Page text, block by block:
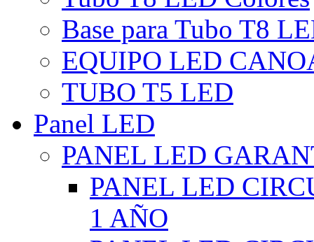
Base para Tubo T8
EQUIPO LED
TUBO T5 LED
Panel LED
PANEL LED
PANEL LED
1 AÑO